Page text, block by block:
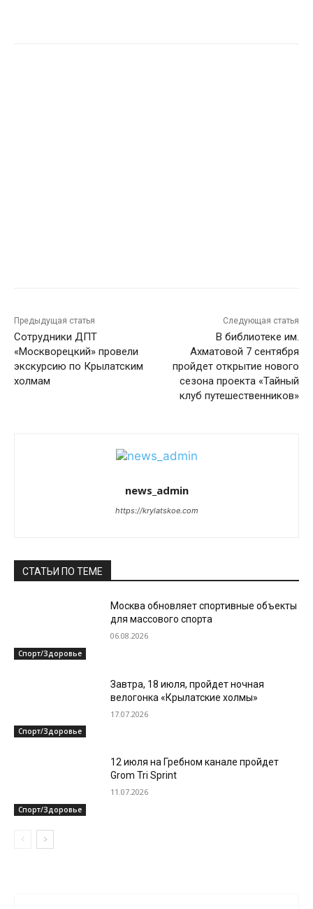
Предыдущая статья
Сотрудники ДПТ
«Москворецкий» провели
экскурсию по Крылатским
холмам
Следующая статья
В библиотеке им.
Ахматовой 7 сентября
пройдет открытие нового
сезона проекта «Тайный
клуб путешественников»
news_admin
https://krylatskoe.com
СТАТЬИ ПО ТЕМЕ
Спорт/Здоровье
Москва обновляет спортивные объекты
для массового спорта
06.08.2026
Спорт/Здоровье
Завтра, 18 июля, пройдет ночная
велогонка «Крылатские холмы»
17.07.2026
Спорт/Здоровье
12 июля на Гребном канале пройдет
Grom Tri Sprint
11.07.2026